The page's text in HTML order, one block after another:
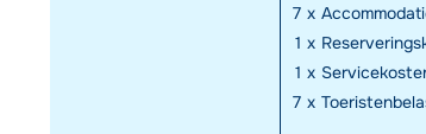
7 x
1 x
1 x
7 x